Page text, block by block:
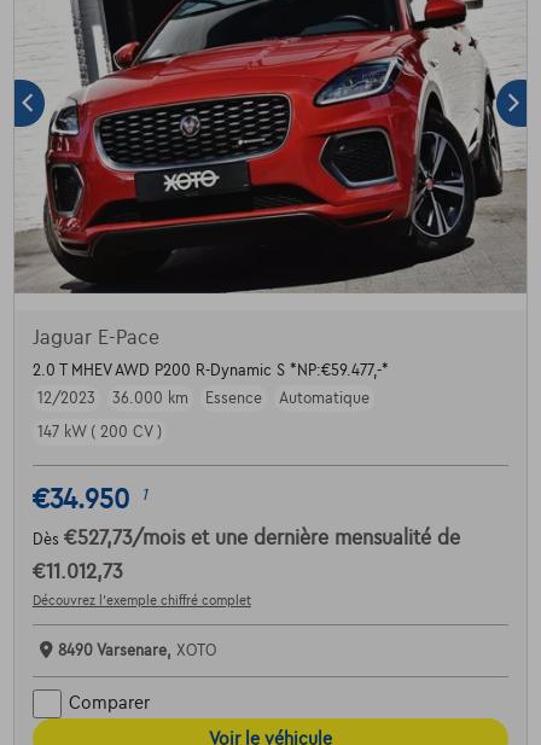
Jaguar E-Pace
2.0 T MHEV AWD P200 R-Dynamic S *NP:€59.477,-*
12/2023
36.000 km Essence
Automatique
147 kW ( 200 CV )
€34.950 1
Dès €527,73/mois et une dernière mensualité de
€11.012,73
Découvrez l’exemple chiffré complet
8490 Varsenare, XOTO
Comparer
Voir le véhicule